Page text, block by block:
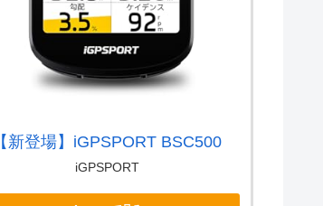
【新登場】iGPSPORT BSC500
iGPSPORT